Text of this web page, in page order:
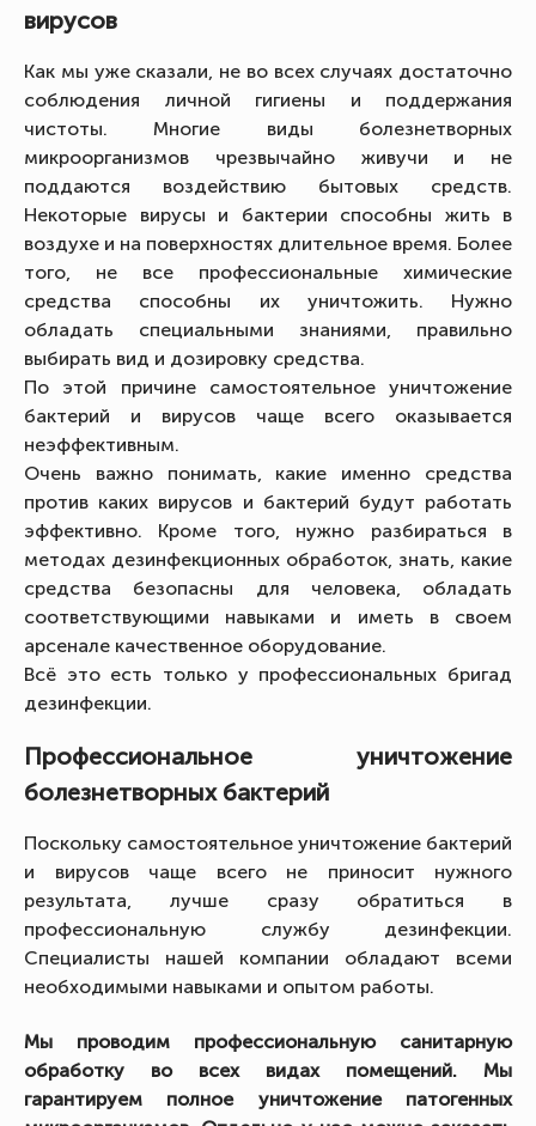
вирусов
Как мы уже сказали, не во всех случаях достаточно
соблюдения личной гигиены и поддержания
чистоты. Многие виды болезнетворных
микроорганизмов чрезвычайно живучи и не
поддаются воздействию бытовых средств.
Некоторые вирусы и бактерии способны жить в
воздухе и на поверхностях длительное время. Более
того, не все профессиональные химические
средства способны их уничтожить. Нужно
обладать специальными знаниями, правильно
выбирать вид и дозировку средства.
По этой причине самостоятельное уничтожение
бактерий и вирусов чаще всего оказывается
неэффективным.
Очень важно понимать, какие именно средства
против каких вирусов и бактерий будут работать
эффективно. Кроме того, нужно разбираться в
методах дезинфекционных обработок, знать, какие
средства безопасны для человека, обладать
соответствующими навыками и иметь в своем
арсенале качественное оборудование.
Всё это есть только у профессиональных бригад
дезинфекции.
Профессиональное уничтожение
болезнетворных бактерий
Поскольку самостоятельное уничтожение бактерий
и вирусов чаще всего не приносит нужного
результата, лучше сразу обратиться в
профессиональную службу дезинфекции.
Специалисты нашей компании обладают всеми
необходимыми навыками и опытом работы.
Мы проводим профессиональную санитарную
обработку во всех видах помещений. Мы
гарантируем полное уничтожение патогенных